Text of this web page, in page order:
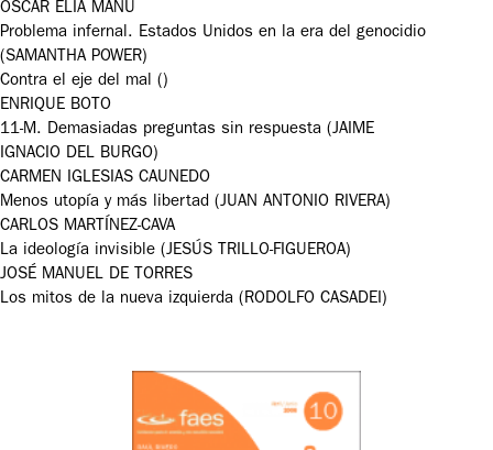
OSCAR ELIA MAÑU
Problema infernal. Estados Unidos en la era del genocidio
(SAMANTHA POWER)
Contra el eje del mal ()
ENRIQUE BOTO
11-M. Demasiadas preguntas sin respuesta (JAIME
IGNACIO DEL BURGO)
CARMEN IGLESIAS CAUNEDO
Menos utopía y más libertad (JUAN ANTONIO RIVERA)
CARLOS MARTÍNEZ-CAVA
La ideología invisible (JESÚS TRILLO-FIGUEROA)
JOSÉ MANUEL DE TORRES
Los mitos de la nueva izquierda (RODOLFO CASADEI)